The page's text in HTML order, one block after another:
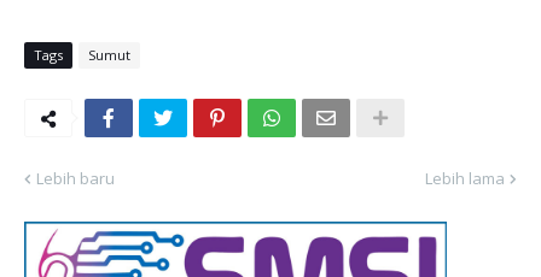
Tags Sumut
Lebih baru Lebih lama